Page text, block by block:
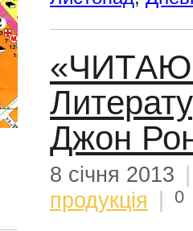
Джон
8 січня 2013
продукція
0